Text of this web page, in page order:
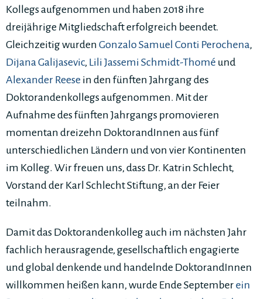
Kollegs aufgenommen und haben 2018 ihre
dreijährige Mitgliedschaft erfolgreich beendet.
Gleichzeitig wurden Gonzalo Samuel Conti Perochena,
Dijana Galijasevic, Lili Jassemi Schmidt-Thomé und
Alexander Reese in den fünften Jahrgang des
Doktorandenkollegs aufgenommen. Mit der
Aufnahme des fünften Jahrgangs promovieren
momentan dreizehn DoktorandInnen aus fünf
unterschiedlichen Ländern und von vier Kontinenten
im Kolleg. Wir freuen uns, dass Dr. Katrin Schlecht,
Vorstand der Karl Schlecht Stiftung, an der Feier
teilnahm.
Damit das Doktorandenkolleg auch im nächsten Jahr
fachlich herausragende, gesellschaftlich engagierte
und global denkende und handelnde DoktorandInnen
willkommen heißen kann, wurde Ende Septemberein